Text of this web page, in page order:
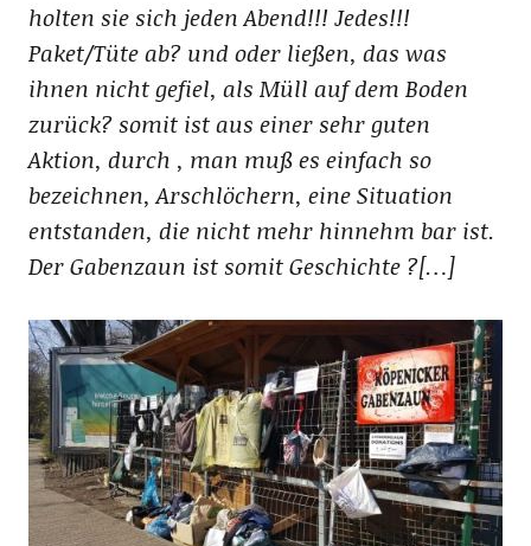
holten sie sich jeden Abend!!! Jedes!!!
Paket/Tüte ab? und oder ließen, das was
ihnen nicht gefiel, als Müll auf dem Boden
zurück? somit ist aus einer sehr guten
Aktion, durch , man muß es einfach so
bezeichnen, Arschlöchern, eine Situation
entstanden, die nicht mehr hinnehm bar ist.
Der Gabenzaun ist somit Geschichte ?[…]